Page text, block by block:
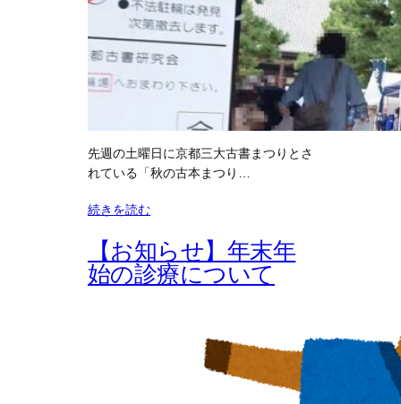
先週の土曜日に京都三大古書まつりとさ
れている「秋の古本まつり…
続きを読む
【お知らせ】年末年
始の診療について